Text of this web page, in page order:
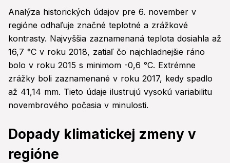
Analýza historických údajov pre 6. november v
regióne odhaľuje značné teplotné a zrážkové
kontrasty. Najvyššia zaznamenaná teplota dosiahla až
16,7 °C v roku 2018, zatiaľ čo najchladnejšie ráno
bolo v roku 2015 s minimom -0,6 °C. Extrémne
zrážky boli zaznamenané v roku 2017, kedy spadlo
až 41,14 mm. Tieto údaje ilustrujú vysokú variabilitu
novembrového počasia v minulosti.
Dopady klimatickej zmeny v
regióne